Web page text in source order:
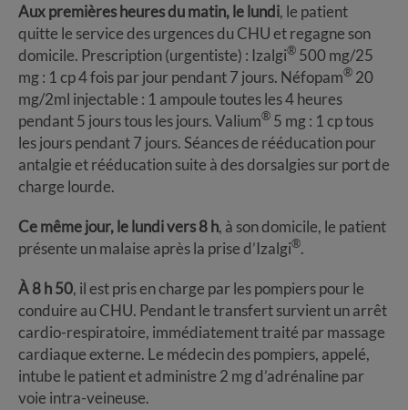
Aux premières heures du matin, le lundi, le patient
quitte le service des urgences du CHU et regagne son
domicile. Prescription (urgentiste) : Izalgi® 500 mg/25
mg : 1 cp 4 fois par jour pendant 7 jours. Néfopam® 20
mg/2ml injectable : 1 ampoule toutes les 4 heures
pendant 5 jours tous les jours. Valium® 5 mg : 1 cp tous
les jours pendant 7 jours. Séances de rééducation pour
antalgie et rééducation suite à des dorsalgies sur port de
charge lourde.
Ce même jour, le lundi vers 8 h, à son domicile, le patient
présente un malaise après la prise d’Izalgi®.
À 8 h 50, il est pris en charge par les pompiers pour le
conduire au CHU. Pendant le transfert survient un arrêt
cardio-respiratoire, immédiatement traité par massage
cardiaque externe. Le médecin des pompiers, appelé,
intube le patient et administre 2 mg d’adrénaline par
voie intra-veineuse.